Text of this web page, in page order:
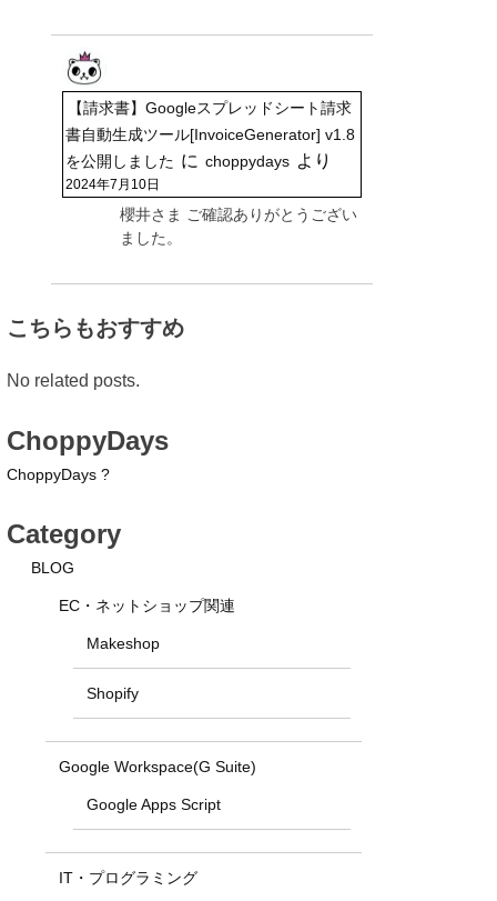
【請求書】Googleスプレッドシート請求
書自動生成ツール[InvoiceGenerator] v1.8
を公開しました に choppydays より
2024年7月10日
櫻井さま ご確認ありがとうござい
ました。
こちらもおすすめ
No related posts.
ChoppyDays
ChoppyDays ?
Category
BLOG
EC・ネットショップ関連
Makeshop
Shopify
Google Workspace(G Suite)
Google Apps Script
IT・プログラミング